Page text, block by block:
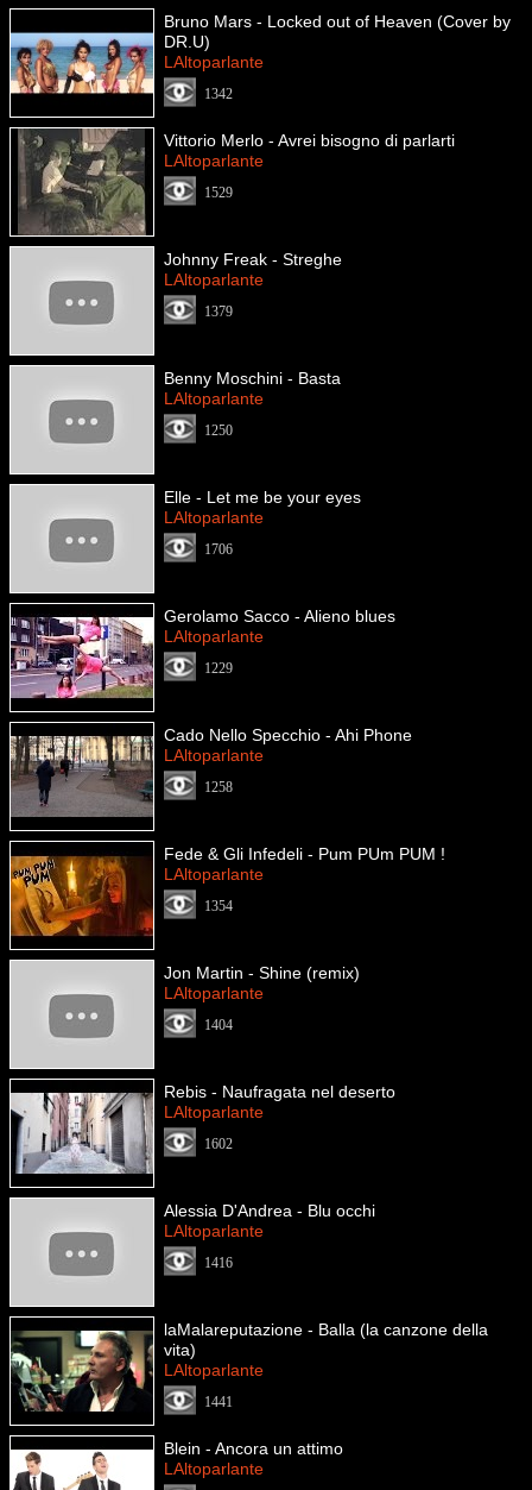
Bruno Mars - Locked out of Heaven (Cover by
DR.U)
LAltoparlante
1342
Vittorio Merlo - Avrei bisogno di parlarti
LAltoparlante
1529
Johnny Freak - Streghe
LAltoparlante
1379
Benny Moschini - Basta
LAltoparlante
1250
Elle - Let me be your eyes
LAltoparlante
1706
Gerolamo Sacco - Alieno blues
LAltoparlante
1229
Cado Nello Specchio - Ahi Phone
LAltoparlante
1258
Fede & Gli Infedeli - Pum PUm PUM !
LAltoparlante
1354
Jon Martin - Shine (remix)
LAltoparlante
1404
Rebis - Naufragata nel deserto
LAltoparlante
1602
Alessia D'Andrea - Blu occhi
LAltoparlante
1416
laMalareputazione - Balla (la canzone della
vita)
LAltoparlante
1441
Blein - Ancora un attimo
LAltoparlante